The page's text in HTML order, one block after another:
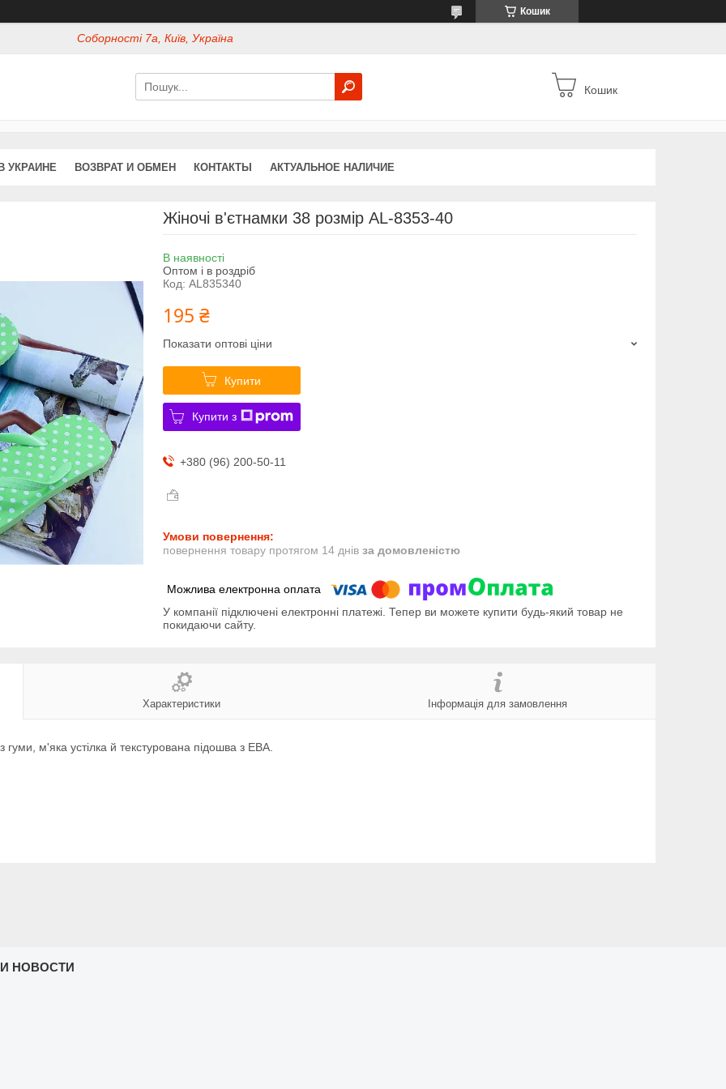
Кошик
Соборності 7а, Київ, Україна
Кошик
УКРАИНЕ ВОЗВРАТ И ОБМЕН КОНТАКТЫ АКТУАЛЬНОЕ НАЛИЧИЕ
Жіночі в'єтнамки 38 розмір AL-8353-40
В наявності
Оптом і в роздріб
Код: AL835340
195 ₴
Показати оптові ціни
Купити
Купити з
+380 (96) 200-50-11
повернення товару протягом 14 днів за домовленістю
У компанії підключені електронні платежі. Тепер ви можете купити будь-який товар не
покидаючи сайту.
Характеристики Інформація для замовлення
м'яка устілка й текстурована підошва з ЕВА.
НОВОСТИ